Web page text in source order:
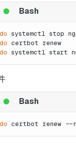
systemctl stop
certbot
systemctl start
certbot renew --